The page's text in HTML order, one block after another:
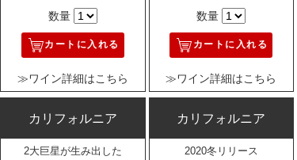
数量
カートに入れる
≫ワイン詳細はこちら
数量
カートに入れる
≫ワイン詳細はこちら
カリフォルニア
2大巨星が生み出した
カリフォルニア
2020冬リリース